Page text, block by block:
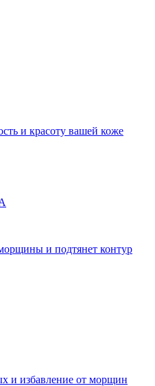
и красоту вашей коже
и подтянет контур
и избавление от морщин